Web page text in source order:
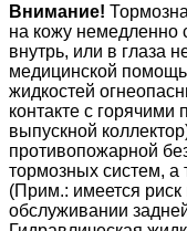
Внимание!
на кожу немедленно
внутрь, или в глаза
медицинской
жидкостей
контакте с
выпускной
противопожарной
тормозных систем, а
(Прим.: имеется
обслуживании